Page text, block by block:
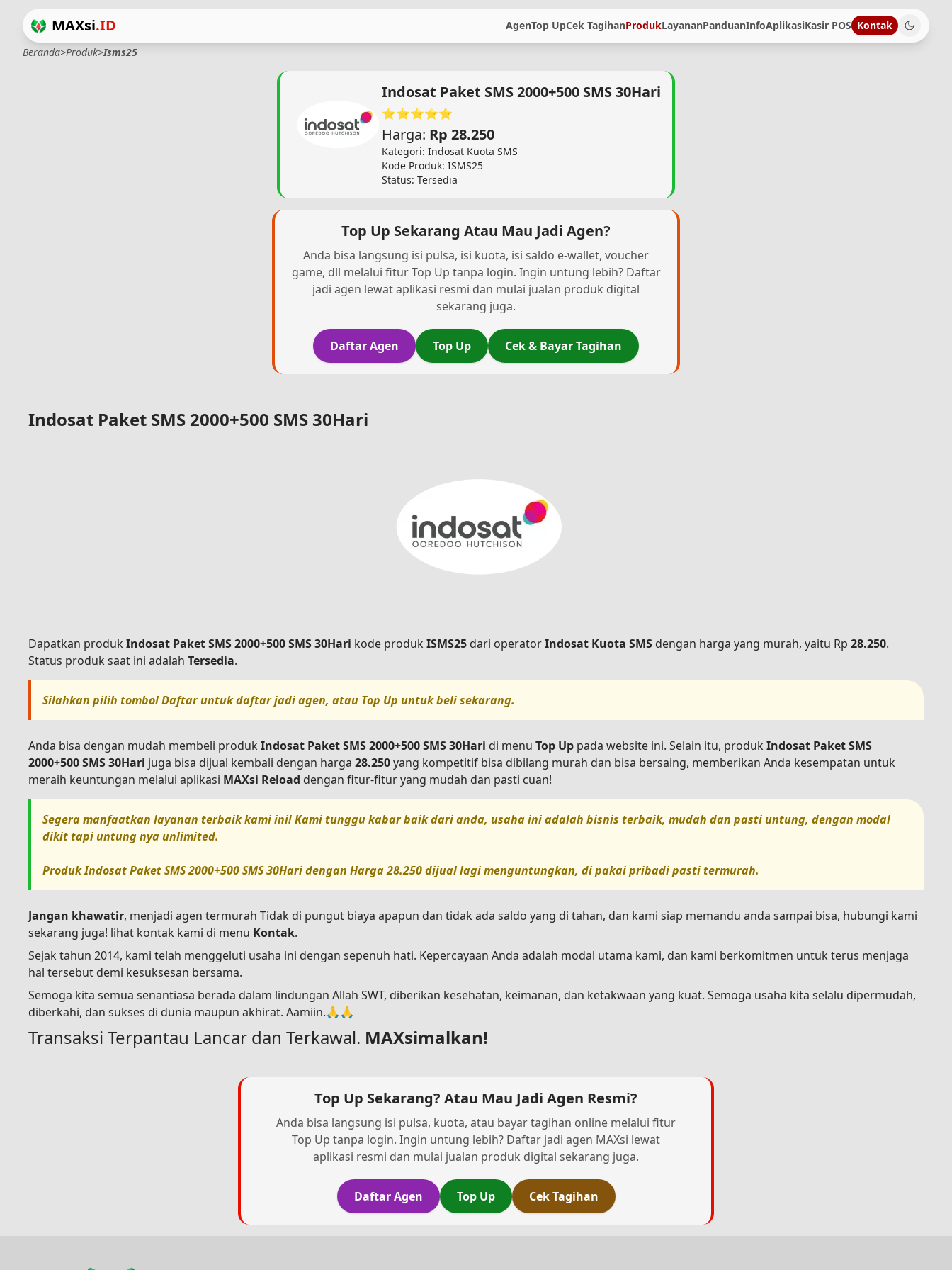
MAXsi.ID AgenTop UpCek TagihanProdukLayananPanduanInfoAplikasiKasir POS Kontak
Beranda>Produk>Isms25
Indosat Paket SMS 2000+500 SMS 30Hari
⭐⭐⭐⭐⭐
Harga: Rp 28.250
Kategori: Indosat Kuota SMS
Kode Produk: ISMS25
Status: Tersedia
Top Up Sekarang Atau Mau Jadi Agen?
Anda bisa langsung isi pulsa, isi kuota, isi saldo e-wallet, voucher
game, dll melalui fitur Top Up tanpa login. Ingin untung lebih? Daftar
jadi agen lewat aplikasi resmi dan mulai jualan produk digital
sekarang juga.
Daftar Agen Top Up Cek & Bayar Tagihan
Indosat Paket SMS 2000+500 SMS 30Hari
Dapatkan produk Indosat Paket SMS 2000+500 SMS 30Hari kode produk ISMS25 dari operatorIndosat Kuota SMS dengan harga yang murah, yaitu Rp 28.250.
Status produk saat ini adalah Tersedia.
Silahkan pilih tombolDaftaruntuk daftar jadi agen, atau Top Up untuk beli sekarang.
Anda bisa dengan mudah membeli produk Indosat Paket SMS 2000+500 SMS 30Hari di menu Top Up pada website ini. Selain itu, produk Indosat Paket SMS
2000+500 SMS 30Hari juga bisa dijual kembali dengan harga 28.250yang kompetitif bisa dibilang murah dan bisa bersaing, memberikan Anda kesempatan untuk
meraih keuntungan melalui aplikasi MAXsi Reload dengan fitur-fitur yang mudah dan pasti cuan!
Segera manfaatkan layanan terbaik kami ini! Kami tunggu kabar baik dari anda, usaha ini adalah bisnis terbaik, mudah dan pasti untung, dengan modal
dikit tapi untung nya unlimited.
ProdukIndosat Paket SMS 2000+500 SMS 30Haridengan Harga28.250dijual lagi menguntungkan, di pakai pribadi pasti termurah.
Jangan khawatir, menjadi agen termurah Tidak di pungut biaya apapun dan tidak ada saldo yang di tahan, dan kami siap memandu anda sampai bisa, hubungi kami
sekarang juga! lihat kontak kami di menu Kontak.
Sejak tahun 2014, kami telah menggeluti usaha ini dengan sepenuh hati. Kepercayaan Anda adalah modal utama kami, dan kami berkomitmen untuk terus menjaga
hal tersebut demi kesuksesan bersama.
Semoga kita semua senantiasa berada dalam lindungan Allah SWT, diberikan kesehatan, keimanan, dan ketakwaan yang kuat. Semoga usaha kita selalu dipermudah,
diberkahi, dan sukses di dunia maupun akhirat. Aamiin.🙏🙏
Transaksi Terpantau Lancar dan Terkawal. MAXsimalkan!
Top Up Sekarang? Atau Mau Jadi Agen Resmi?
Anda bisa langsung isi pulsa, kuota, atau bayar tagihan online melalui fitur
Top Up tanpa login. Ingin untung lebih? Daftar jadi agen MAXsi lewat
aplikasi resmi dan mulai jualan produk digital sekarang juga.
Daftar Agen Top Up Cek Tagihan